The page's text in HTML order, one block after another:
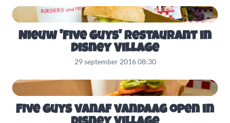
Nieuw 'Five Guys' restaurant in
Disney Village
29 september 2016 08:30
Five guys vanaf vandaag open in